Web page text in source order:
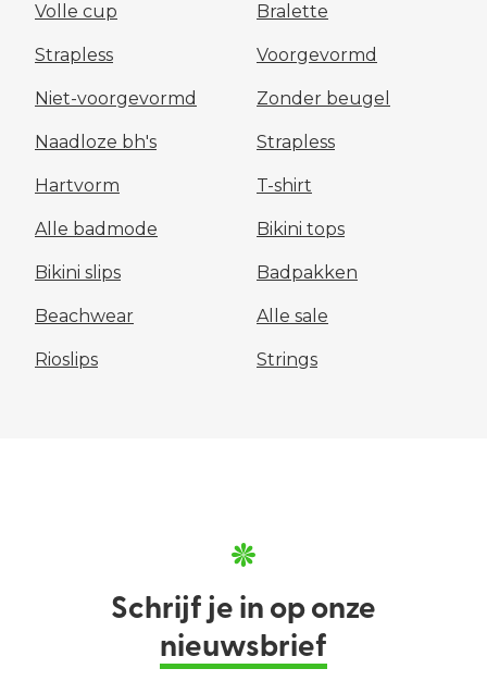
Volle cup Bralette
Strapless Voorgevormd
Niet-voorgevormd Zonder beugel
Naadloze bh's Strapless
Hartvorm T-shirt
Alle badmode Bikini tops
Bikini slips Badpakken
Beachwear Alle sale
Rioslips Strings
Schrijf je in op onze
nieuwsbrief